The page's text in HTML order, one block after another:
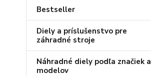
Bestseller
Diely a príslušenstvo pre
záhradné stroje
Náhradné diely podľa značiek a
modelov